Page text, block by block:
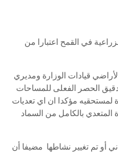
في القمح اعتبارا من
قيادات الوزارة ومديري
الحصر الفعلى للمساحات
مؤكدا ان اي تعديات
بالكامل من السماد
أو تم تغيير نشاطها مضيفا أن